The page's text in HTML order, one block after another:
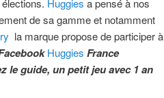
Huggies a pensé à nos
de sa gamme et notamment
la marque propose de participer à
Huggies France
le guide, un petit jeu avec 1 an